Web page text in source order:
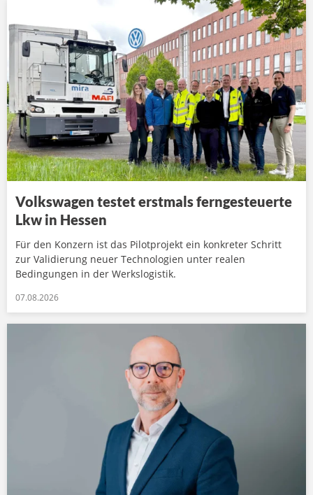
Volkswagen testet erstmals ferngesteuerte
Lkw in Hessen
Für den Konzern ist das Pilotprojekt ein konkreter Schritt
zur Validierung neuer Technologien unter realen
Bedingungen in der Werkslogistik.
07.08.2026